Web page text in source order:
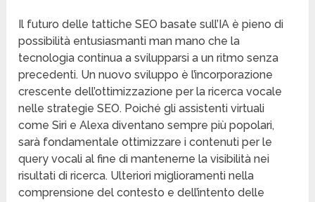
Il futuro delle tattiche SEO basate sull’IA è pieno di
possibilità entusiasmanti man mano che la
tecnologia continua a svilupparsi a un ritmo senza
precedenti. Un nuovo sviluppo è l’incorporazione
crescente dell’ottimizzazione per la ricerca vocale
nelle strategie SEO. Poiché gli assistenti virtuali
come Siri e Alexa diventano sempre più popolari,
sarà fondamentale ottimizzare i contenuti per le
query vocali al fine di mantenerne la visibilità nei
risultati di ricerca. Ulteriori miglioramenti nella
comprensione del contesto e dell’intento delle